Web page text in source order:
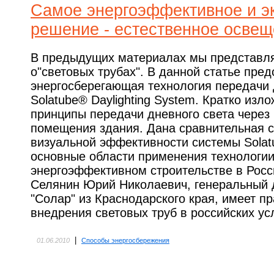
Самое энергоэффективное и
решение - естественное
В предыдущих материалах мы
о"световых трубах". В данной статье
энергосберегающая технология передачи
Solatube® Daylighting System. Кратко
принципы передачи дневного света
помещения здания. Дана сравнительная
визуальной эффективности системы
основные области применения
энергоэффективном строительстве в
Селянин Юрий Николаевич, генеральный
"Солар" из Краснодарского края, имеет
внедрения световых труб в российских
01.06.2010 Способы энергосбережения